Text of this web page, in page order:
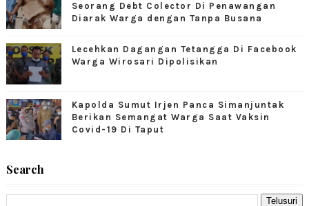
Seorang Debt Colector Di Penawangan
Diarak Warga dengan Tanpa Busana
Lecehkan Dagangan Tetangga Di Facebook
Warga Wirosari Dipolisikan
Kapolda Sumut Irjen Panca Simanjuntak
Berikan Semangat Warga Saat Vaksin
Covid-19 Di Taput
Search